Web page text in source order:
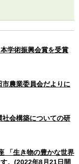
学術振興会賞を受賞
農業委員会だよりに
会構築についての研
「生き物の豊かな世界
。(2022年8月21日開